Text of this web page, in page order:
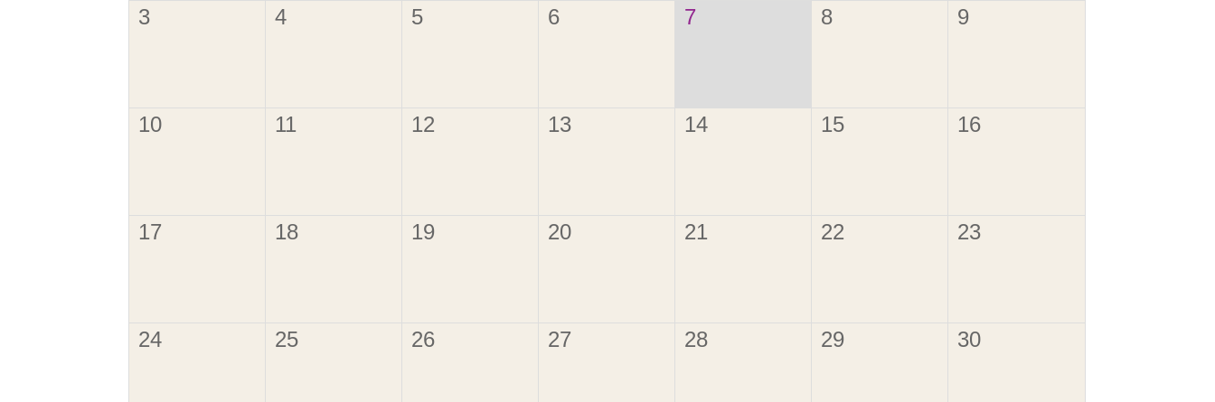
3 4 5 6 7 8 9
10 11 12 13 14 15 16
17 18 19 20 21 22 23
24 25 26 27 28 29 30